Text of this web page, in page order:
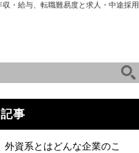
・給与、転職難易度と求人・中途採用
事
外資系とはどんな企業のこ